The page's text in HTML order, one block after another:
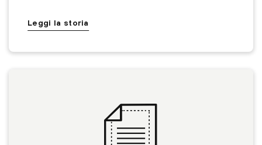
Leggi la storia